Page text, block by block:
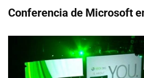
Conferencia de Microsoft